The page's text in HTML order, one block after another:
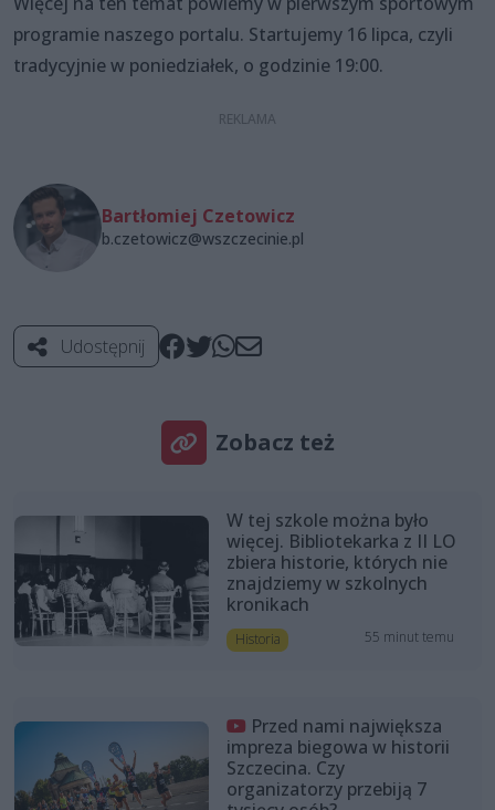
programie naszego portalu. Startujemy 16 lipca, czyli
tradycyjnie w poniedziałek, o godzinie 19:00.
Bartłomiej Czetowicz
b.czetowicz@wszczecinie.pl
Udostępnij
Zobacz też
W tej szkole można było
więcej. Bibliotekarka z II LO
zbiera historie, których nie
znajdziemy w szkolnych
kronikach
Historia 55 minut temu
Przed nami największa
impreza biegowa w historii
Szczecina. Czy
organizatorzy przebiją 7